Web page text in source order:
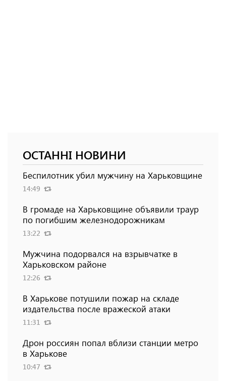
ОСТАННІ НОВИНИ
Беспилотник убил мужчину на Харьковщине
14:49
В громаде на Харьковщине объявили траур
по погибшим железнодорожникам
13:22
Мужчина подорвался на взрывчатке в
Харьковском районе
12:26
В Харькове потушили пожар на складе
издательства после вражеской атаки
11:31
Дрон россиян попал вблизи станции метро
в Харькове
10:47